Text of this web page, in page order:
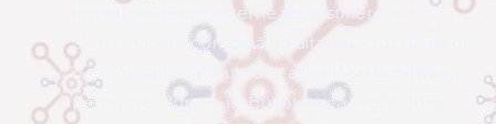
Aluminiul este metalul preferat pentru
componentele posturilor de lucru industriale